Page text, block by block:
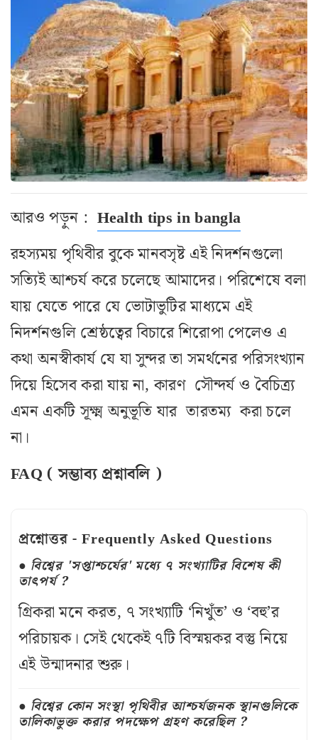
আরও পড়ুন : Health tips in bangla
রহস্যময় পৃথিবীর বুকে মানবসৃষ্ট এই নিদর্শনগুলো
সত্যিই আশ্চর্য করে চলেছে আমাদের। পরিশেষে বলা
যায় যেতে পারে যে ভোটাভুটির মাধ্যমে এই
নিদর্শনগুলি শ্রেষ্ঠত্বের বিচারে শিরোপা পেলেও এ
কথা অনস্বীকার্য যে যা সুন্দর তা সমর্থনের পরিসংখ্যান
দিয়ে হিসেব করা যায় না, কারণ সৌন্দর্য ও বৈচিত্র্য
এমন একটি সূক্ষ্ম অনুভূতি যার তারতম্য করা চলে
না।
FAQ ( সম্ভাব্য প্রশ্নাবলি )
প্রশ্নোত্তর - Frequently Asked Questions
বিশ্বের 'সপ্তাশ্চর্যের' মধ্যে ৭ সংখ্যাটির বিশেষ কী
তাৎপর্য ?
গ্রিকরা মনে করত, ৭ সংখ্যাটি ‘নিখুঁত’ ও ‘বহু’র
পরিচায়ক। সেই থেকেই ৭টি বিস্ময়কর বস্তু নিয়ে
এই উন্মাদনার শুরু।
বিশ্বের কোন সংস্থা পৃথিবীর আশ্চর্যজনক স্থানগুলিকে
তালিকাভুক্ত করার পদক্ষেপ গ্রহণ করেছিল ?